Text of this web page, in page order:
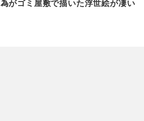
為がゴミ屋敷で描いた浮世絵が凄い